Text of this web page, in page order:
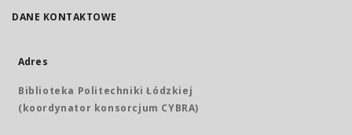
DANE KONTAKTOWE
Adres
Biblioteka Politechniki Łódzkiej
(koordynator konsorcjum CYBRA)